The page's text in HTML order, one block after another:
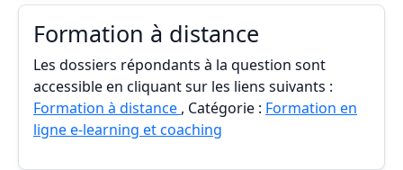
Formation à distance
Les dossiers répondants à la question sont
accessible en cliquant sur les liens suivants :
Formation à distance , Catégorie : Formation en
ligne e-learning et coaching